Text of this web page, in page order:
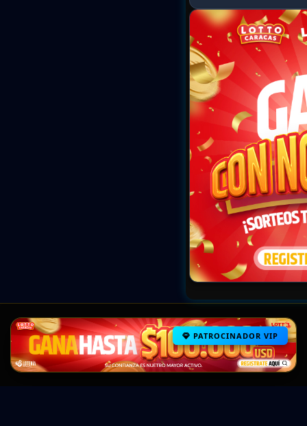
PATROCINADOR VIP